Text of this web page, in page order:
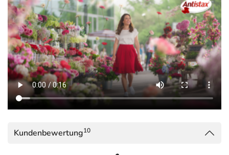
Ist die Venenerkrankung erst da, kann sie sich
verschlimmern – solange sie unbehandelt bleibt. Daher
ist es wichtig, bereits bei den ersten Anzeichen einer
Venenschwäche einzuschreiten.
Tipps während der Behandlung:
Bewegen Sie sich viel und aktivieren Sie so Ihre
Muskelpumpen.
Bei Übergewicht ist Gewichtsverlust dringend
empfehlenswert, da sonst der Druck auf die Venen zu
Kundenbewertung10